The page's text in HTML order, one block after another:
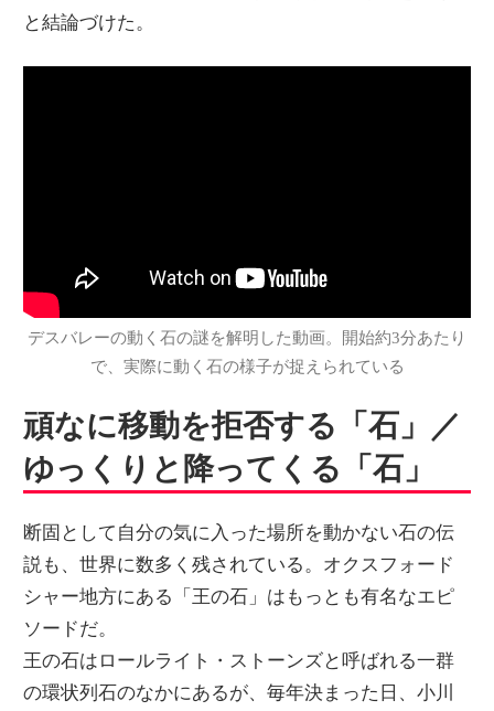
と結論づけた。
デスバレーの動く石の謎を解明した動画。開始約3分あたり
で、実際に動く石の様子が捉えられている
頑なに移動を拒否する「石」／
ゆっくりと降ってくる「石」
断固として自分の気に入った場所を動かない石の伝
説も、世界に数多く残されている。オクスフォード
シャー地方にある「王の石」はもっとも有名なエピ
ソードだ。
王の石はロールライト・ストーンズと呼ばれる一群
の環状列石のなかにあるが、毎年決まった日、小川